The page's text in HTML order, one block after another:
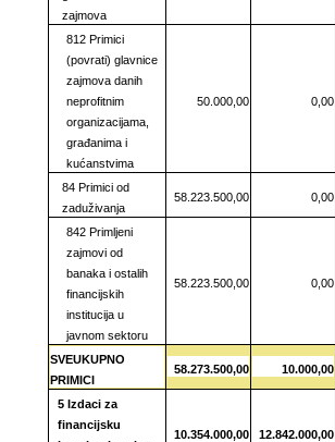
zajmova
812 Primici
(povrati) glavnice
zajmova danih
neprofitnim
organizacijama,
građanima i
kućanstvima
50.000,00 0,00
84 Primici od
zaduživanja
58.223.500,00 0,00
842 Primljeni
zajmovi od
banaka i ostalih
financijskih
institucija u
javnom sektoru
58.223.500,00 0,00
SVEUKUPNO
PRIMICI
58.273.500,00 10.000,00
5 Izdaci za
financijsku
10.354.000,00 12.842.000,00